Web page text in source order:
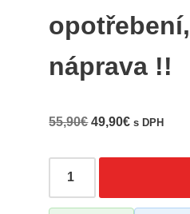
náprava !!
55,90€ 49,90€ s DPH